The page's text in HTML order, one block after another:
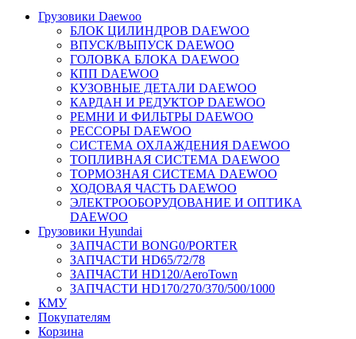
Грузовики Daewoo
БЛОК ЦИЛИНДРОВ DAEWOO
ВПУСК/ВЫПУСК DAEWOO
ГОЛОВКА БЛОКА DAEWOO
КПП DAEWOO
КУЗОВНЫЕ ДЕТАЛИ DAEWOO
КАРДАН И РЕДУКТОР DAEWOO
РЕМНИ И ФИЛЬТРЫ DAEWOO
РЕССОРЫ DAEWOO
СИСТЕМА ОХЛАЖДЕНИЯ DAEWOO
ТОПЛИВНАЯ СИСТЕМА DAEWOO
ТОРМОЗНАЯ СИСТЕМА DAEWOO
ХОДОВАЯ ЧАСТЬ DAEWOO
ЭЛЕКТРООБОРУДОВАНИЕ И ОПТИКА
DAEWOO
Грузовики Hyundai
ЗАПЧАСТИ BONG0/PORTER
ЗАПЧАСТИ HD65/72/78
ЗАПЧАСТИ HD120/AeroTown
ЗАПЧАСТИ HD170/270/370/500/1000
КМУ
Покупателям
Корзина